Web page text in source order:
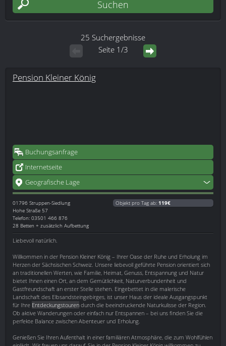
25 Suchergebnisse
Seite 1/3
Pension Kleiner König
Buchungsanfrage
Internetseite
Geografische Lage
01796 Struppen-Siedlung
Hohe Straße 57
Telefon: 03501 466 876
28 Betten + zusätzlich Aufbettung
Objekt pro Tag ab: 119€
Liebevoll natürlich.
Willkommen in der Pension Kleiner König – Ihrer Oase der Ruhe und Erholung im
Herzen der Sächsischen Schweiz. Unsere liebevoll geführte Pension orientiert sich
an traditionellen Werten, wie Familie, Heimat, Genuss, Entspannung und Natur
bietet Ihnen einen Ort, an dem Gemütlichkeit, Naturverbundenheit und
Gastfreundschaft an erster Stelle stehen. Eingebettet in die malerische
Landschaft des Elbsandsteingebirges, ist unser Haus der ideale Ausgangspunkt
für Ihre Entdeckungstouren durch die beeindruckende Naturkulisse der Region.
Ob aktive Wanderungen oder einfach nur Entspannen – bei uns finden Sie die
perfekte Balance zwischen Abenteuer und Erholung.
Genießen Sie Ihren Aufenthalt in einer familiären Atmosphäre, die zum Wohlfühlen